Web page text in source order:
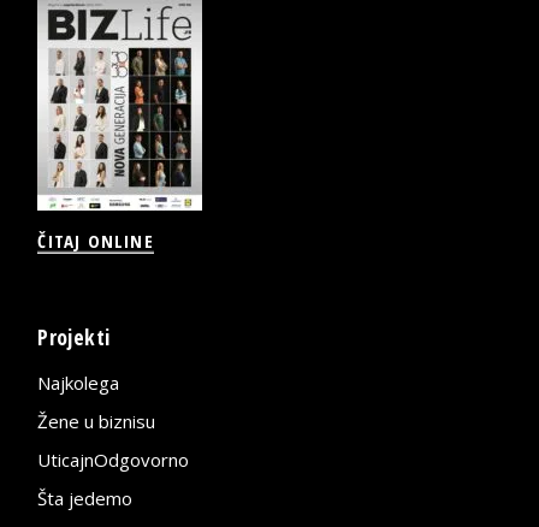
ČITAJ ONLINE
Projekti
Najkolega
Žene u biznisu
UticajnOdgovorno
Šta jedemo